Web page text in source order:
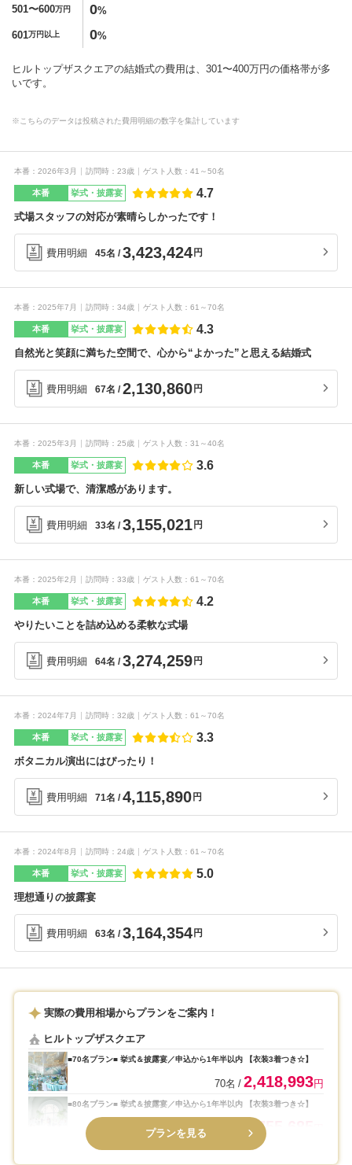
501〜600万円 0%
601万円以上 0%
ヒルトップザスクエアの結婚式の費用は、301〜400万円の価格帯が多
いです。
※こちらのデータは投稿された費用明細の数字を集計しています
本番 2026年3月 訪問時 23歳 ゲスト人数 41～50名
本番 挙式・披露宴 4.7
式場スタッフの対応が素晴らしかったです！
費用明細 45名 3,423,424 円
本番 2025年7月 訪問時 34歳 ゲスト人数 61～70名
本番 挙式・披露宴 4.3
自然光と笑顔に満ちた空間で、心から“よかった”と思える結婚式
費用明細 67名 2,130,860 円
本番 2025年3月 訪問時 25歳 ゲスト人数 31～40名
本番 挙式・披露宴 3.6
新しい式場で、清潔感があります。
費用明細 33名 3,155,021 円
本番 2025年2月 訪問時 33歳 ゲスト人数 61～70名
本番 挙式・披露宴 4.2
やりたいことを詰め込める柔軟な式場
費用明細 64名 3,274,259 円
本番 2024年7月 訪問時 32歳 ゲスト人数 61～70名
本番 挙式・披露宴 3.3
ボタニカル演出にはぴったり！
費用明細 71名 4,115,890 円
本番 2024年8月 訪問時 24歳 ゲスト人数 61～70名
本番 挙式・披露宴 5.0
理想通りの披露宴
費用明細 63名 3,164,354 円
実際の費用相場からプランをご案内！
ヒルトップザスクエア
■70名プラン■ 挙式＆披露宴／申込から1年半以内 【衣装3着つき☆】
70名 2,418,993円
■80名プラン■ 挙式＆披露宴／申込から1年半以内 【衣装3着つき☆】
2,755,685
プランを見る